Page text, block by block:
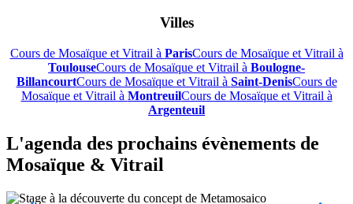
Villes
Cours de Mosaïque et Vitrail à ParisCours de Mosaïque et Vitrail à
ToulouseCours de Mosaïque et Vitrail à Boulogne-
BillancourtCours de Mosaïque et Vitrail à Saint-DenisCours de
Mosaïque et Vitrail à MontreuilCours de Mosaïque et Vitrail à
Argenteuil
L'agenda des prochains évènements de
Mosaïque & Vitrail